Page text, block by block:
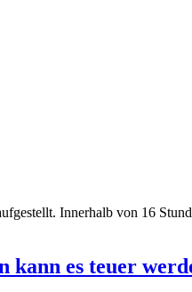
Innerhalb von 16
kann es teuer